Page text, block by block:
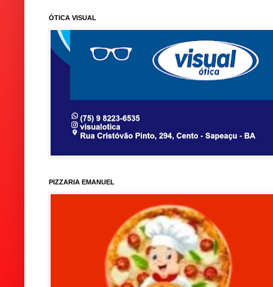
ÓTICA VISUAL
PIZZARIA EMANUEL